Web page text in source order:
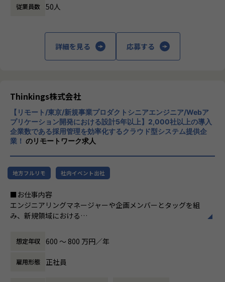
・トラブル時は当日中に対応
・勉強会・交流会を年2回実施
└他案件の社員ともつながれる場を用意。ナレッジ共有も活
【業務の変更の範囲】
会社の定める範囲
・Webサイトサーバのオンプレミス→クラウド移行
■キャリアアップを全力で応援！
仕事をやってみたい！」「このスキルを伸ばしたい！」等、
今後のキャリアやスキル形成について個人に寄り添いヒアリ
ングした上でアサイン先を決定しています。個人のスキルア
ップ、キャリアパスに出来る限り添えるように、ひとりひと
りと向き合っています！
多様なクライアントやプロジェクトを通じて、フロントエン
ドからバックエンド、クラウド基盤の構築・運用まで、幅広
い技術領域の案件に携わることができます。フルスタックな
エンジニアとしてスキルの幅を伸ばしていただける環境で
■仕事の魅力
Webサービス開発、スマホアプリ開発、業務系システム、基
ェーン技術を活用したシステム開発やIoTシステム開発など
増えてきています。業種やターゲットユーザー、今から立ち
休憩時間： 60分
従業員数 50人
詳細を見る 応募する
Thinkings株式会社
【リモート/東京/新規事業プロダクトシニアエンジニア/Webア
プリケーション開発における設計5年以上】2,000社以上の導入
企業数である採用管理を効率化するクラウド型システム提供企
業！ のリモートワーク求人
地方フルリモ 社内イベント出社
■お仕事内容
エンジニアリングマネージャーや企画メンバーとタッグを組
み、新規領域における
アーキテクチャ設計・開発全般をお任せします。
＜具体的な業務イメージ＞
現在はPoCフェーズのため、技術と顧客課題の両面から「本
想定年収 600 〜 800 万円／年
雇用形態 正社員